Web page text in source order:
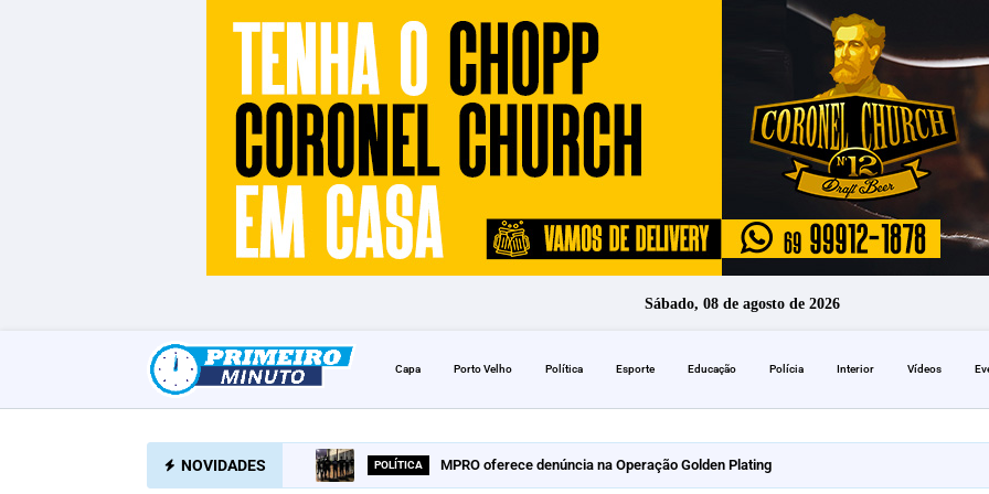
Sábado, 08 de agosto de 2026
Capa Porto Velho Política Esporte Educação Polícia Interior Vídeos
NOVIDADES POLÍTICA MPRO oferece denúncia na Operação Golden Plating